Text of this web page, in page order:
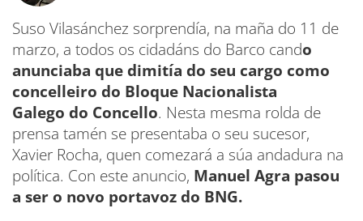
Suso Vilasánchez sorprendía, na maña do 11 de
marzo, a todos os cidadáns do Barco cando
anunciaba que dimitía do seu cargo como
concelleiro do Bloque Nacionalista
Galego do Concello. Nesta mesma rolda de
prensa tamén se presentaba o seu sucesor,
Xavier Rocha, quen comezará a súa andadura na
política. Con este anuncio, Manuel Agra pasou
a ser o novo portavoz do BNG.